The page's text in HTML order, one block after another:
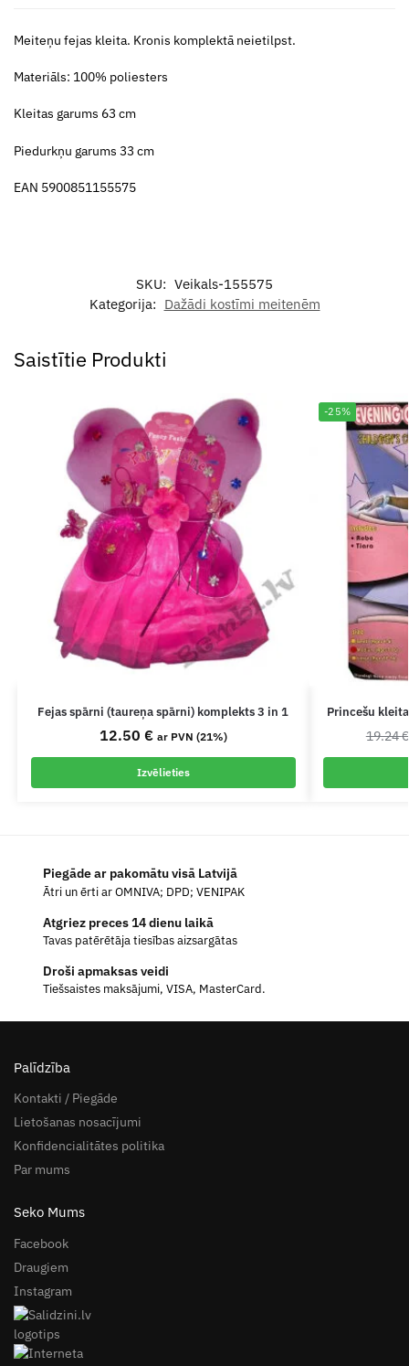
Meiteņu fejas kleita. Kronis komplektā neietilpst.
Materiāls: 100% poliesters
Kleitas garums 63 cm
Piedurkņu garums 33 cm
EAN 5900851155575
SKU: Veikals-155575
Kategorija: Dažādi kostīmi meitenēm
Saistītie Produkti
Fejas spārni (taureņa spārni) komplekts 3 in 1
12.50 € ar PVN (21%)
Izvēlieties
-25%
Princešu
19.24€
Piegāde ar pakomātu visā Latvijā
Ātri un ērti ar OMNIVA; DPD; VENIPAK
Atgriez preces 14 dienu laikā
Tavas patērētāja tiesības aizsargātas
Droši apmaksas veidi
Tiešsaistes maksājumi, VISA, MasterCard.
Palīdzība
Kontakti / Piegāde
Lietošanas nosacījumi
Konfidencialitātes politika
Par mums
Seko Mums
Facebook
Draugiem
Instagram